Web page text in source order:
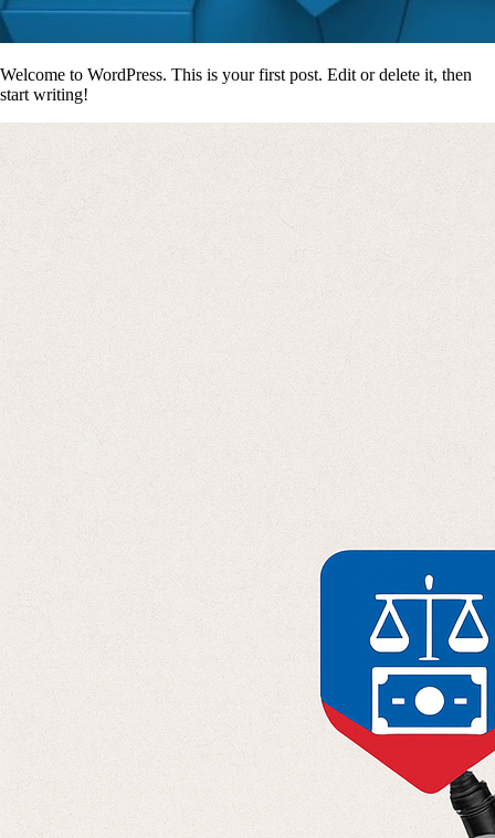
Welcome to WordPress. This is your first post. Edit or delete it, then
start writing!